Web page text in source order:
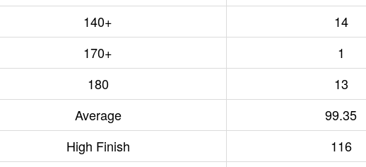
140+
14
170+
1
180
13
Average
99.35
High Finish
116